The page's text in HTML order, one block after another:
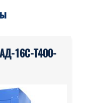
16С-Т400-